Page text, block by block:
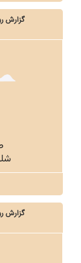
گزارش
گزارش